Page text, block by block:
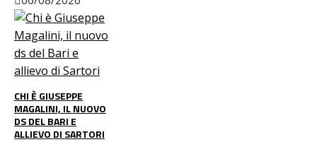
CHI È GIUSEPPE
MAGALINI, IL NUOVO
DS DEL BARI E
ALLIEVO DI SARTORI